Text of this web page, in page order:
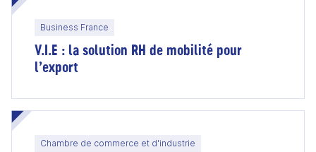
Business France
V.I.E : la solution RH de mobilité pour
l’export
Chambre de commerce et d'industrie